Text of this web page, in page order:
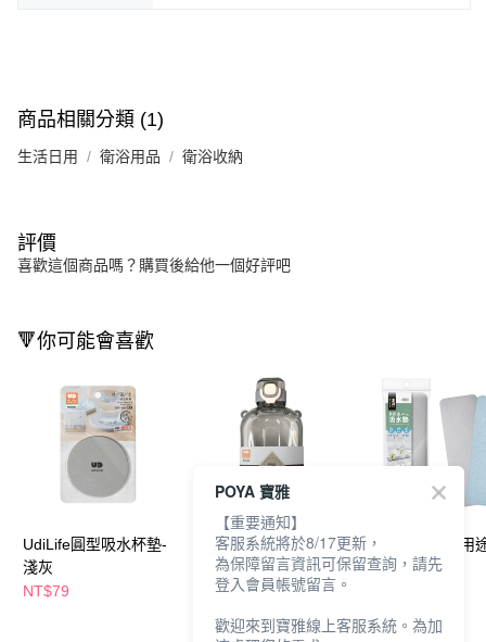
商品相關分類 (1)
生活日用 衛浴用品 衛浴收納
評價
喜歡這個商品嗎？購買後給他一個好評吧
🔻你可能會喜歡
UdiLife圓型吸水杯墊-
淺灰
NT$79
UdiLife扁型水壺
750ml-淺灰
NT$269
UdiLife樂司多用
墊2入-灰
POYA 寶雅
【重要通知】
客服系統將於8/17更新，
為保障留言資訊可保留查詢，請先
登入會員帳號留言。
歡迎來到寶雅線上客服系統。為加